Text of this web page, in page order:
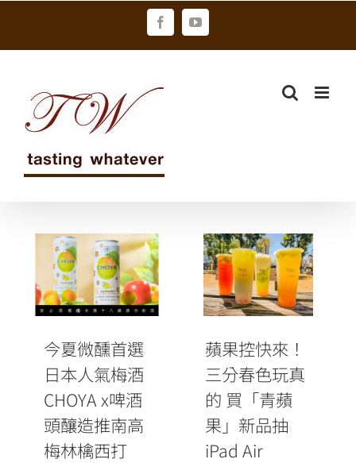
FacebookYouTube
今夏微醺首選
日本人氣梅酒
CHOYA x啤酒
頭釀造推南高
梅林檎西打
今夏微醺首選
日本人氣梅酒
CHOYA x啤酒
頭釀造推南高
梅林檎西打
蘋果控快來！
三分春色玩真
的 買「青蘋
果」新品抽
iPad Air
蘋果控快來！
三分春色玩真
的 買「青蘋
果」新品抽
iPad Air